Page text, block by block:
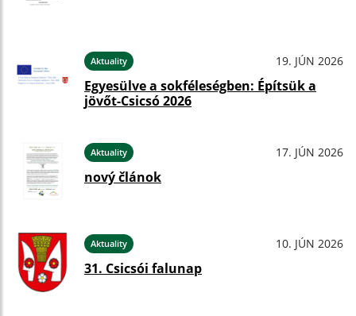
Aktuality 19. JÚN 2026
Egyesülve a sokféleségben: Építsük a
jövőt-Csicsó 2026
Aktuality 17. JÚN 2026
nový článok
Aktuality 10. JÚN 2026
31. Csicsói falunap